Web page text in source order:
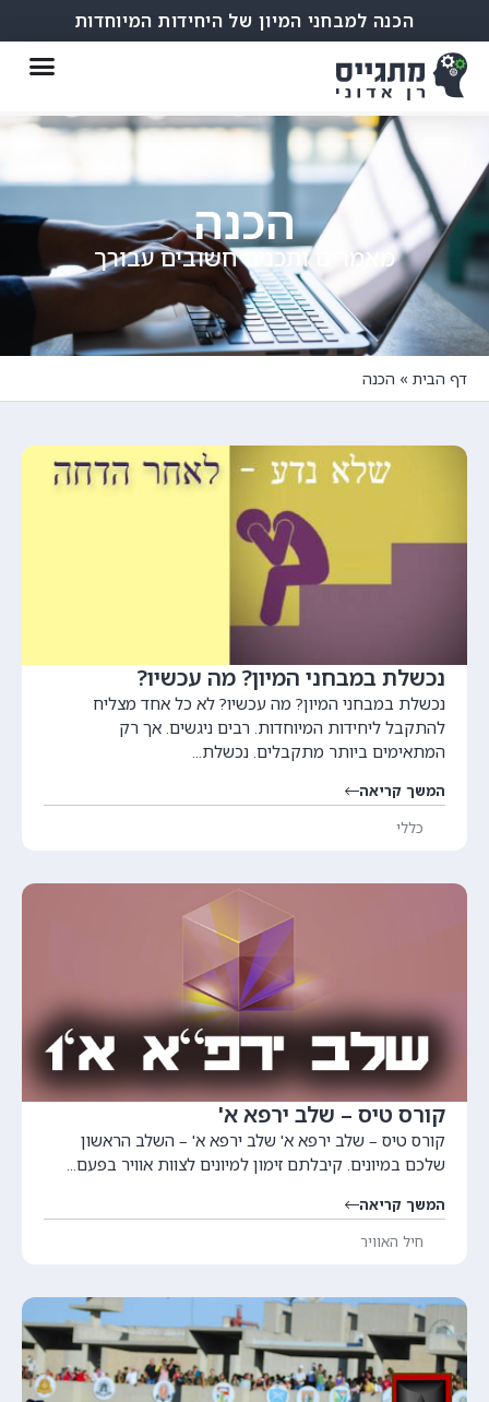
הכנה למבחני המיון של היחידות המיוחדות
הכנה
מאמרים ותכנים חשובים עבורך
דף הבית » הכנה
נכשלת במבחני המיון? מה עכשיו?
נכשלת במבחני המיון? מה עכשיו? לא כל אחד מצליח
להתקבל ליחידות המיוחדות. רבים ניגשים. אך רק
המתאימים ביותר מתקבלים. נכשלת...
המשך קריאה
כללי
קורס טיס – שלב ירפא א'
קורס טיס – שלב ירפא א' שלב ירפא א' – השלב הראשון
שלכם במיונים. קיבלתם זימון למיונים לצוות אוויר בפעם...
המשך קריאה
חיל האוויר